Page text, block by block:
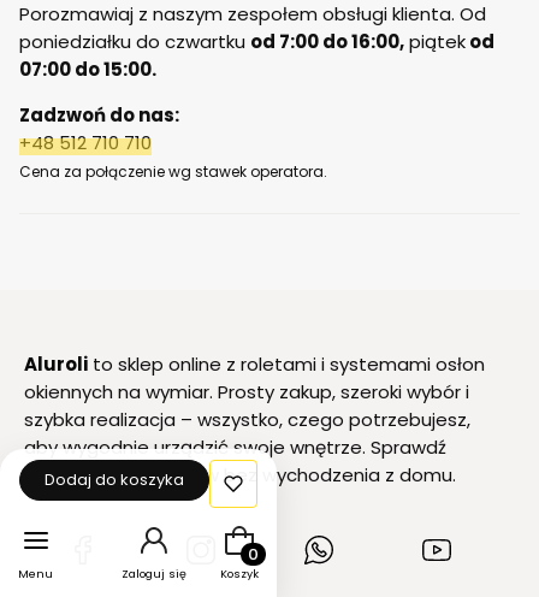
Porozmawiaj z naszym zespołem obsługi klienta. Od
poniedziałku do czwartku od 7:00 do 16:00,piątekod
07:00 do 15:00.
Zadzwoń do nas:
+48 512 710 710
Cena za połączenie wg stawek operatora.
Aluroli to sklep online z roletami i systemami osłon
okiennych na wymiar. Prosty zakup, szeroki wybór i
szybka realizacja – wszystko, czego potrzebujesz,
aby wygodnie urządzić swoje wnętrze. Sprawdź
naszą ofertę i zamów bez wychodzenia z domu.
(Otwiera
(Otwiera
się
(Otwiera
(Otwiera
Dodaj do koszyka
Menu Zaloguj się
Produkty w koszyku: 0. Zobacz
Koszyk